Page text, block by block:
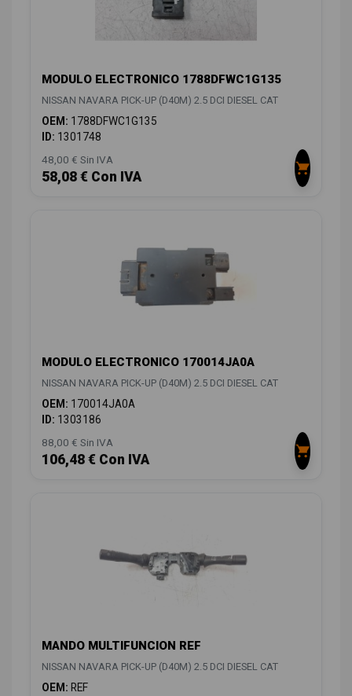
MODULO ELECTRONICO 1788DFWC1G135
NISSAN NAVARA PICK-UP (D40M) 2.5 DCI DIESEL CAT
OEM: 1788DFWC1G135
ID: 1301748
48,00 € Sin IVA
58,08 € Con IVA
MODULO ELECTRONICO 170014JA0A
NISSAN NAVARA PICK-UP (D40M) 2.5 DCI DIESEL CAT
OEM: 170014JA0A
ID: 1303186
88,00 € Sin IVA
106,48 € Con IVA
MANDO MULTIFUNCION REF
NISSAN NAVARA PICK-UP (D40M) 2.5 DCI DIESEL CAT
OEM: REF